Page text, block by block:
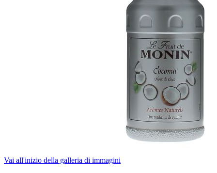
Vai all'inizio della galleria di immagini